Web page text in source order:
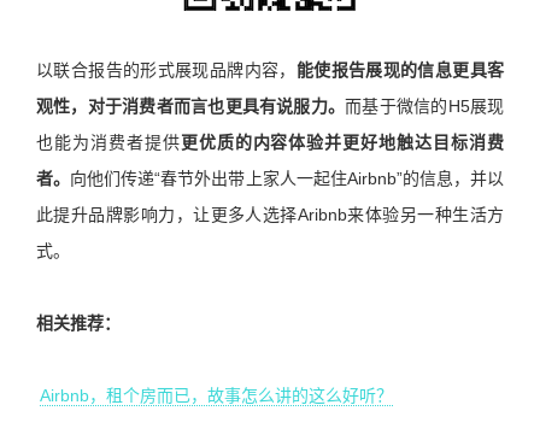
以联合报告的形式展现品牌内容， 能使报告展现的信息更具客
观性，对于消费者而言也更具有说服力。而基于微信的H5展现
也能为消费者提供更优质的内容体验并更好地触达目标消费
者。 向他们传递“春节外出带上家人一起住Airbnb”的信息，并以
此提升品牌影响力，让更多人选择Aribnb来体验另一种生活方
式。
相关推荐：
Airbnb，租个房而已，故事怎么讲的这么好听？